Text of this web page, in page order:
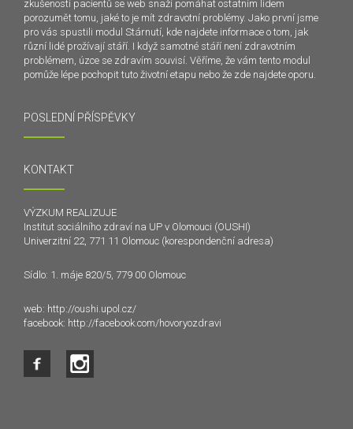
zkušeností pacientů se web snaží pomáhat ostatním lidem
porozumět tomu, jaké to je mít zdravotní problémy. Jako první jsme
pro vás spustili modul Stárnutí, kde najdete informace o tom, jak
různí lidé prožívají stáří. I když samotné stáří není zdravotním
problémem, úzce se zdravím souvisí. Věříme, že vám tento modul
pomůže lépe pochopit tuto životní etapu nebo že zde najdete oporu.
POSLEDNÍ PŘÍSPĚVKY
KONTAKT
VÝZKUM REALIZUJE
Institut sociálního zdraví na UP v Olomouci (OUSHI)
Univerzitní 22, 771 11 Olomouc (korespondenční adresa)
Sídlo: 1. máje 820/5, 779 00 Olomouc
web: http://oushi.upol.cz/
facebook: http://facebook.com/hovoryozdravi